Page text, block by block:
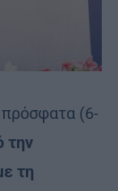
(6-
την
τη